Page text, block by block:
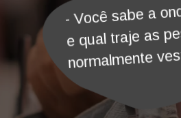
- Você sabe a
e qual traje as
normalmente